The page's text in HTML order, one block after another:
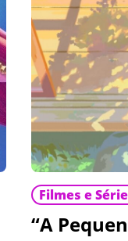
Filmes e
“A